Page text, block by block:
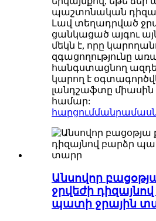
պաշտոնական
Լավ տեղադրված
ցանկացած այգու
մեկն է, որը
զգացողությունը
հանգստացնող
կարող է
լանդշաֆտը միասին
համար:
հարցում
Անսովոր
ջրվեժի
պատի ջրային